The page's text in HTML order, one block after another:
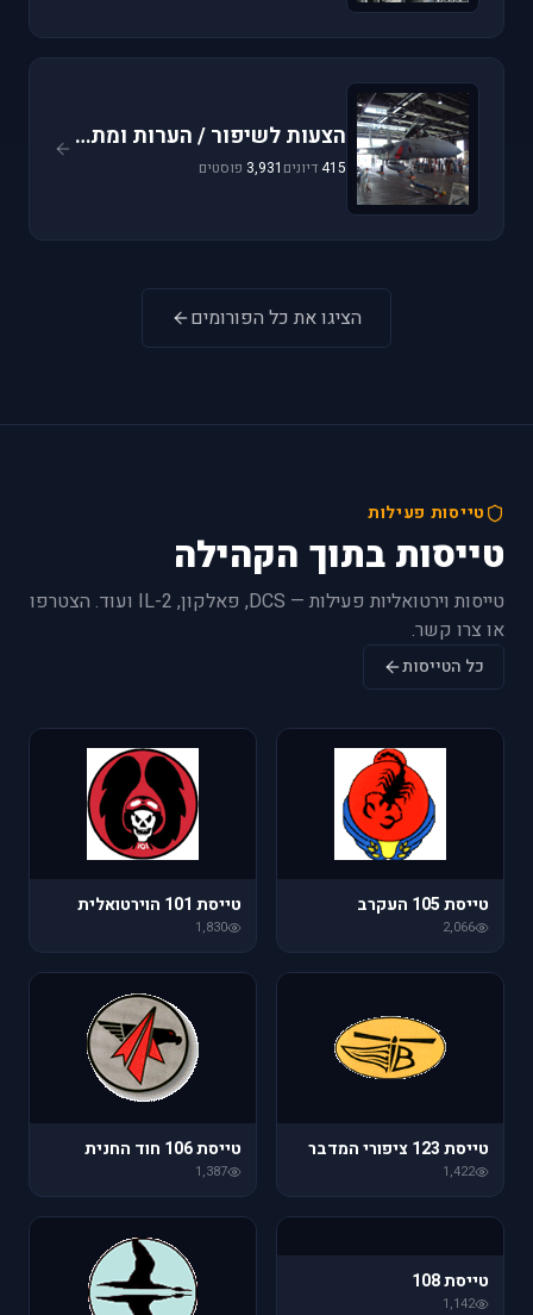
הצעות לשיפור / הערות ומתן פידבק
415דיונים 3,931 פוסטים
הציגו את כל הפורומים
טייסות פעילות
טייסות בתוך הקהילה
טייסות וירטואליות פעילות — DCS, פאלקון, IL-2 ועוד. הצטרפו
או צרו קשר.
כל הטייסות
טייסת 105 העקרב
2,066
טייסת 101 הוירטואלית
1,830
טייסת 123 ציפורי המדבר
1,422
טייסת 106 חוד החנית
1,387
טייסת 108
1,142